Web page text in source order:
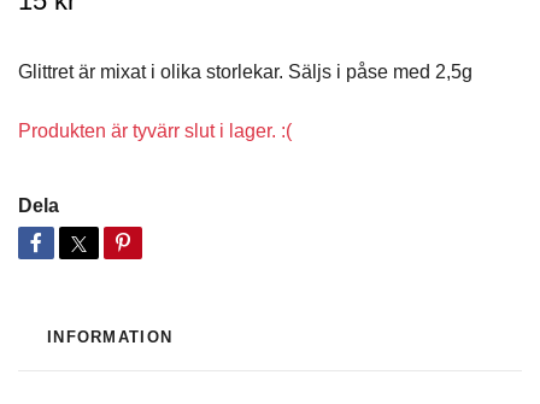
Glittret är mixat i olika storlekar. Säljs i påse med 2,5g
Produkten är tyvärr slut i lager. :(
Dela
INFORMATION